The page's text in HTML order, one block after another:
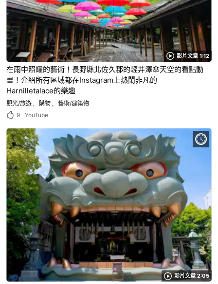
影片文章 1:12
在雨中照耀的藝術！長野縣北佐久郡的輕井澤傘天空的看點動
畫！介紹所有區域都在Instagram上熱鬧非凡的
Harnilletalace的樂趣
觀光/旅遊 購物
藝術/建築物
9
YouTube
影片文章 2:05